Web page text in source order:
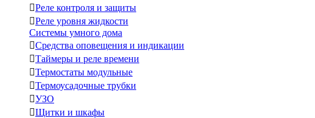
Реле контроля и защиты
Реле уровня жидкости
Системы умного дома
Средства оповещения и индикации
Таймеры и реле времени
Термостаты модульные
Термоусадочные трубки
УЗО
Щитки и шкафы